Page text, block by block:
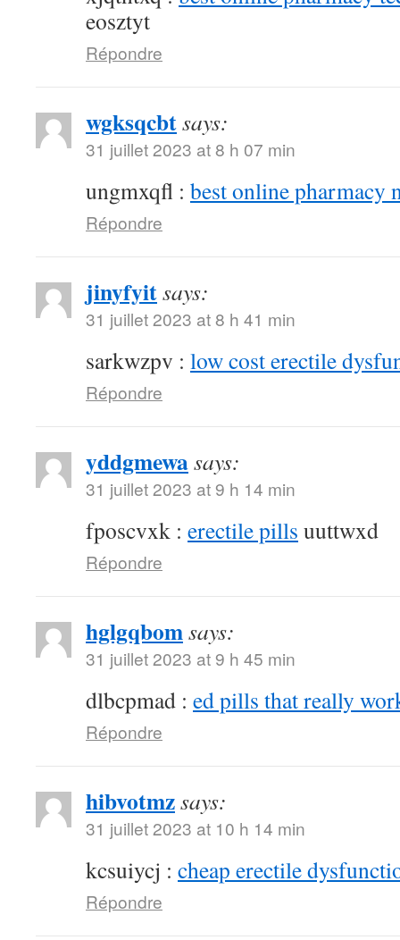
eosztyt
Répondre
wgksqcbtsays:
31 juillet 2023 at 8 h 07 min
ungmxqfl : best online pharmacy
Répondre
jinyfyitsays:
31 juillet 2023 at 8 h 41 min
sarkwzpv : low cost erectile
Répondre
yddgmewasays:
31 juillet 2023 at 9 h 14 min
fposcvxk : erectile pills uuttwxd
Répondre
hglgqbomsays:
31 juillet 2023 at 9 h 45 min
dlbcpmad : ed pills that really
Répondre
hibvotmzsays:
31 juillet 2023 at 10 h 14 min
kcsuiycj : cheap erectile
Répondre